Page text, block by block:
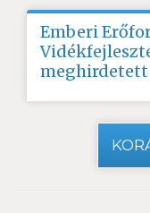
Emberi
meghirdetett